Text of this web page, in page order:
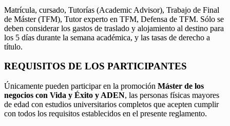
Matrícula, cursado, Tutorías (Academic Advisor), Trabajo de Final
de Máster (TFM), Tutor experto en TFM, Defensa de TFM. Sólo se
deben considerar los gastos de traslado y alojamiento al destino para
los 5 días durante la semana académica, y las tasas de derecho a
título.
REQUISITOS DE LOS PARTICIPANTES
Únicamente pueden participar en la promoción Máster de los
negocios con Vida y Éxito y ADEN, las personas físicas mayores
de edad con estudios universitarios completos que acepten cumplir
con todos los requisitos establecidos en el presente reglamento.